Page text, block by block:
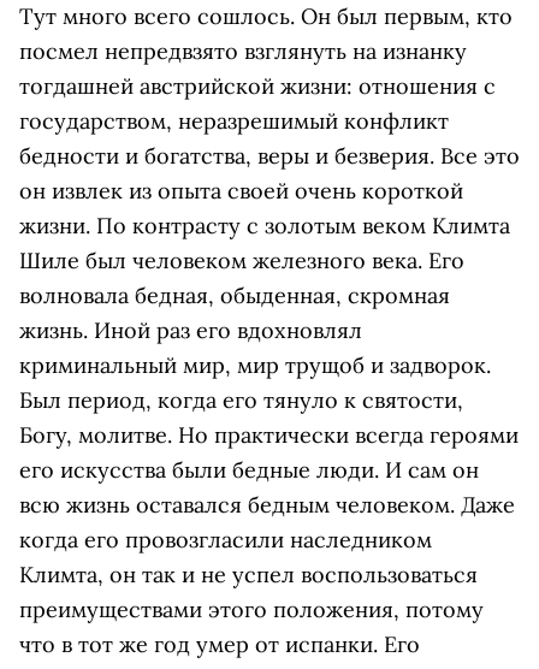
Тут много всего сошлось. Он был первым, кто
посмел непредвзято взглянуть на изнанку
тогдашней австрийской жизни: отношения с
государством, неразрешимый конфликт
бедности и богатства, веры и безверия. Все это
он извлек из опыта своей очень короткой
жизни. По контрасту с золотым веком Климта
Шиле был человеком железного века. Его
волновала бедная, обыденная, скромная
жизнь. Иной раз его вдохновлял
криминальный мир, мир трущоб и задворок.
Был период, когда его тянуло к святости,
Богу, молитве. Но практически всегда героями
его искусства были бедные люди. И сам он
всю жизнь оставался бедным человеком. Даже
когда его провозгласили наследником
Климта, он так и не успел воспользоваться
преимуществами этого положения, потому
что в тот же год умер от испанки. Его